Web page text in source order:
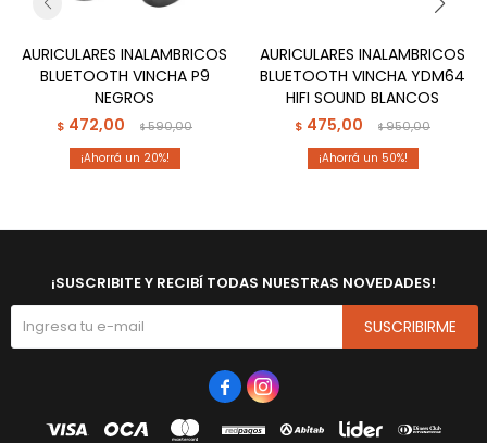
AURICULARES INALAMBRICOS
BLUETOOTH VINCHA P9
NEGROS
$ 472,00 $590,00
20
AURICULARES INALAMBRICOS
BLUETOOTH VINCHA YDM64
HIFI SOUND BLANCOS
$ 475,00 $950,00
50
¡SUSCRIBITE Y RECIBÍ TODAS NUESTRAS NOVEDADES!
SUSCRIBIRME
 